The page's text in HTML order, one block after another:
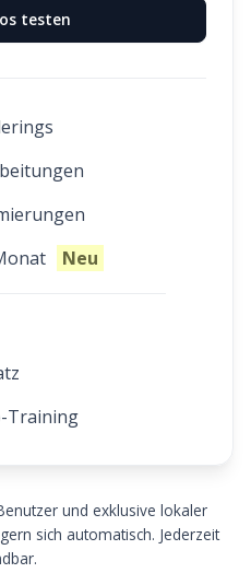
testen
Neu
Training
und exklusive lokaler
sich automatisch. Jederzeit